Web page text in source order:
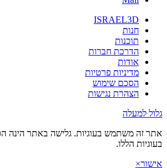
ISRAEL3D
חנות
תוכנות
הדרכת חברות
אודות
מדיניות פרטיות
הסכם שימוש
הצהרת נגישות
למעלה
זה משתמש בעוגיות. גלישה באתר הינה
הללו.
×